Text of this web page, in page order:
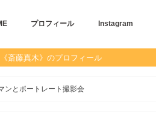
プロフィール Instagram
斎藤真木》のプロフィール
ンとポートレート撮影会